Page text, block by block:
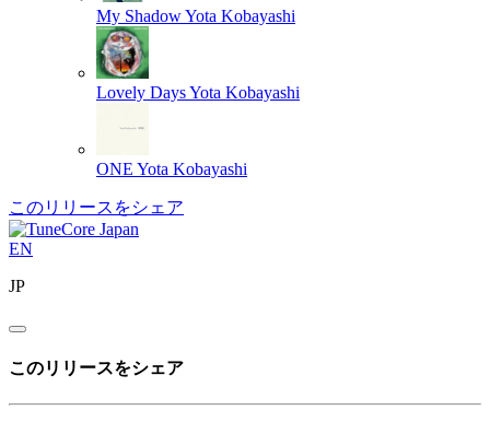
My ShadowYota Kobayashi
Lovely DaysYota Kobayashi
ONE Yota Kobayashi
このリリースをシェア
EN
JP
このリリースをシェア